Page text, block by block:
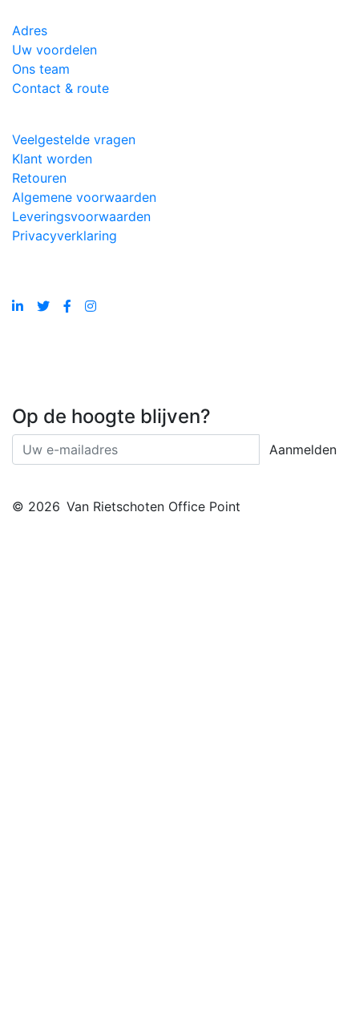
Adres
Uw voordelen
Ons team
Contact & route
Veelgestelde vragen
Klant worden
Retouren
Algemene voorwaarden
Leveringsvoorwaarden
Privacyverklaring
Op de hoogte blijven?
Aanmelden
© 2026 Van Rietschoten Office Point